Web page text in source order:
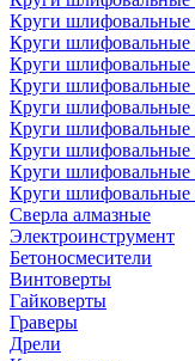
Круги шлифовальные
Круги шлифовальные
Круги шлифовальные
Круги шлифовальные
Круги шлифовальные
Круги шлифовальные
Круги шлифовальные
Круги шлифовальные
Круги шлифовальные
Сверла алмазные
Электроинструмент
Бетоносмесители
Винтоверты
Гайковерты
Граверы
Дрели